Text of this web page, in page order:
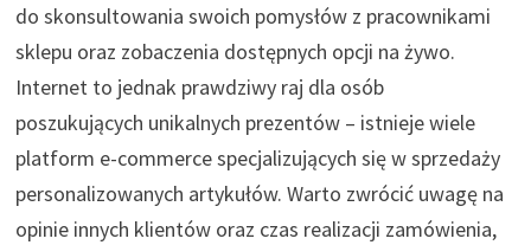
do skonsultowania swoich pomysłów z pracownikami
sklepu oraz zobaczenia dostępnych opcji na żywo.
Internet to jednak prawdziwy raj dla osób
poszukujących unikalnych prezentów – istnieje wiele
platform e-commerce specjalizujących się w sprzedaży
personalizowanych artykułów. Warto zwrócić uwagę na
opinie innych klientów oraz czas realizacji zamówienia,